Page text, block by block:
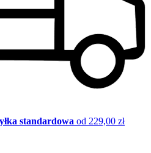
standardowa od 229,00 zł